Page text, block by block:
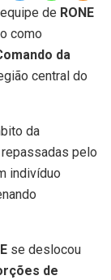
de RONE
como
da
central do
da
pelo
indivíduo
se deslocou
de